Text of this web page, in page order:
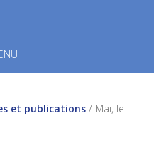
et publications / Mai, le